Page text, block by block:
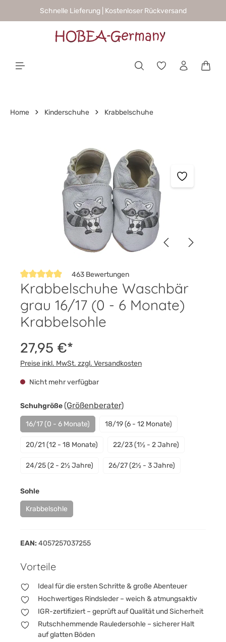
springenSchnelle Lieferung | Kostenloser Rückversand
Home Kinderschuhe Krabbelschuhe
Bildergalerie überspringen
Durchschnittliche Bewertung von 4.9 von 5 Sternen
463 Bewertungen
Krabbelschuhe Waschbär
grau 16/17 (0 - 6 Monate)
Krabbelsohle
27,95 €*
Preise inkl. MwSt. zzgl. Versandkosten
Nicht mehr verfügbar
Schuhgrößeauswählen
(Größenberater)
16/17 (0 - 6 Monate)(Diese Option ist zurzeit nicht verfügbar.)
18/19 (6 - 12 Monate)
20/21 (12 - 18 Monate) 22/23 (1½ - 2 Jahre)
24/25 (2 - 2½ Jahre) 26/27 (2½ - 3 Jahre)
Sohleauswählen
Krabbelsohle(Diese Option ist zurzeit nicht verfügbar.)
EAN: 4057257037255
Vorteile
Ideal für die ersten Schritte & große Abenteuer
Hochwertiges Rindsleder – weich & atmungsaktiv
IGR-zertifiziert – geprüft auf Qualität und Sicherheit
Rutschhemmende Rauledersohle – sicherer Halt
auf glatten Böden